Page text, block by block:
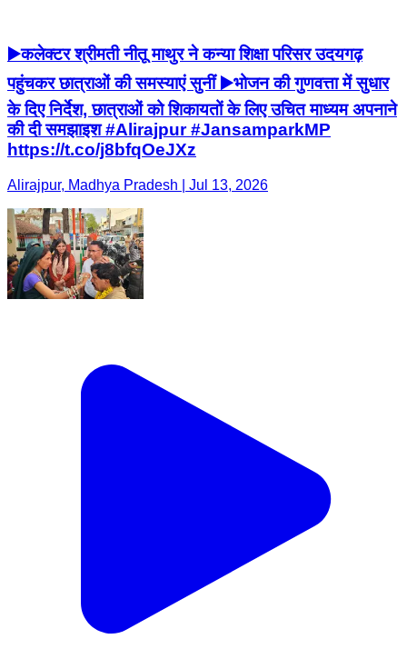
▶️कलेक्टर श्रीमती नीतू माथुर ने कन्या शिक्षा परिसर उदयगढ़
पहुंचकर छात्राओं की समस्याएं सुनीं ▶️भोजन की गुणवत्ता में सुधार
के दिए निर्देश, छात्राओं को शिकायतों के लिए उचित माध्यम अपनाने
की दी समझाइश #Alirajpur #JansamparkMP
https://t.co/j8bfqOeJXz
Alirajpur, Madhya Pradesh | Jul 13, 2026